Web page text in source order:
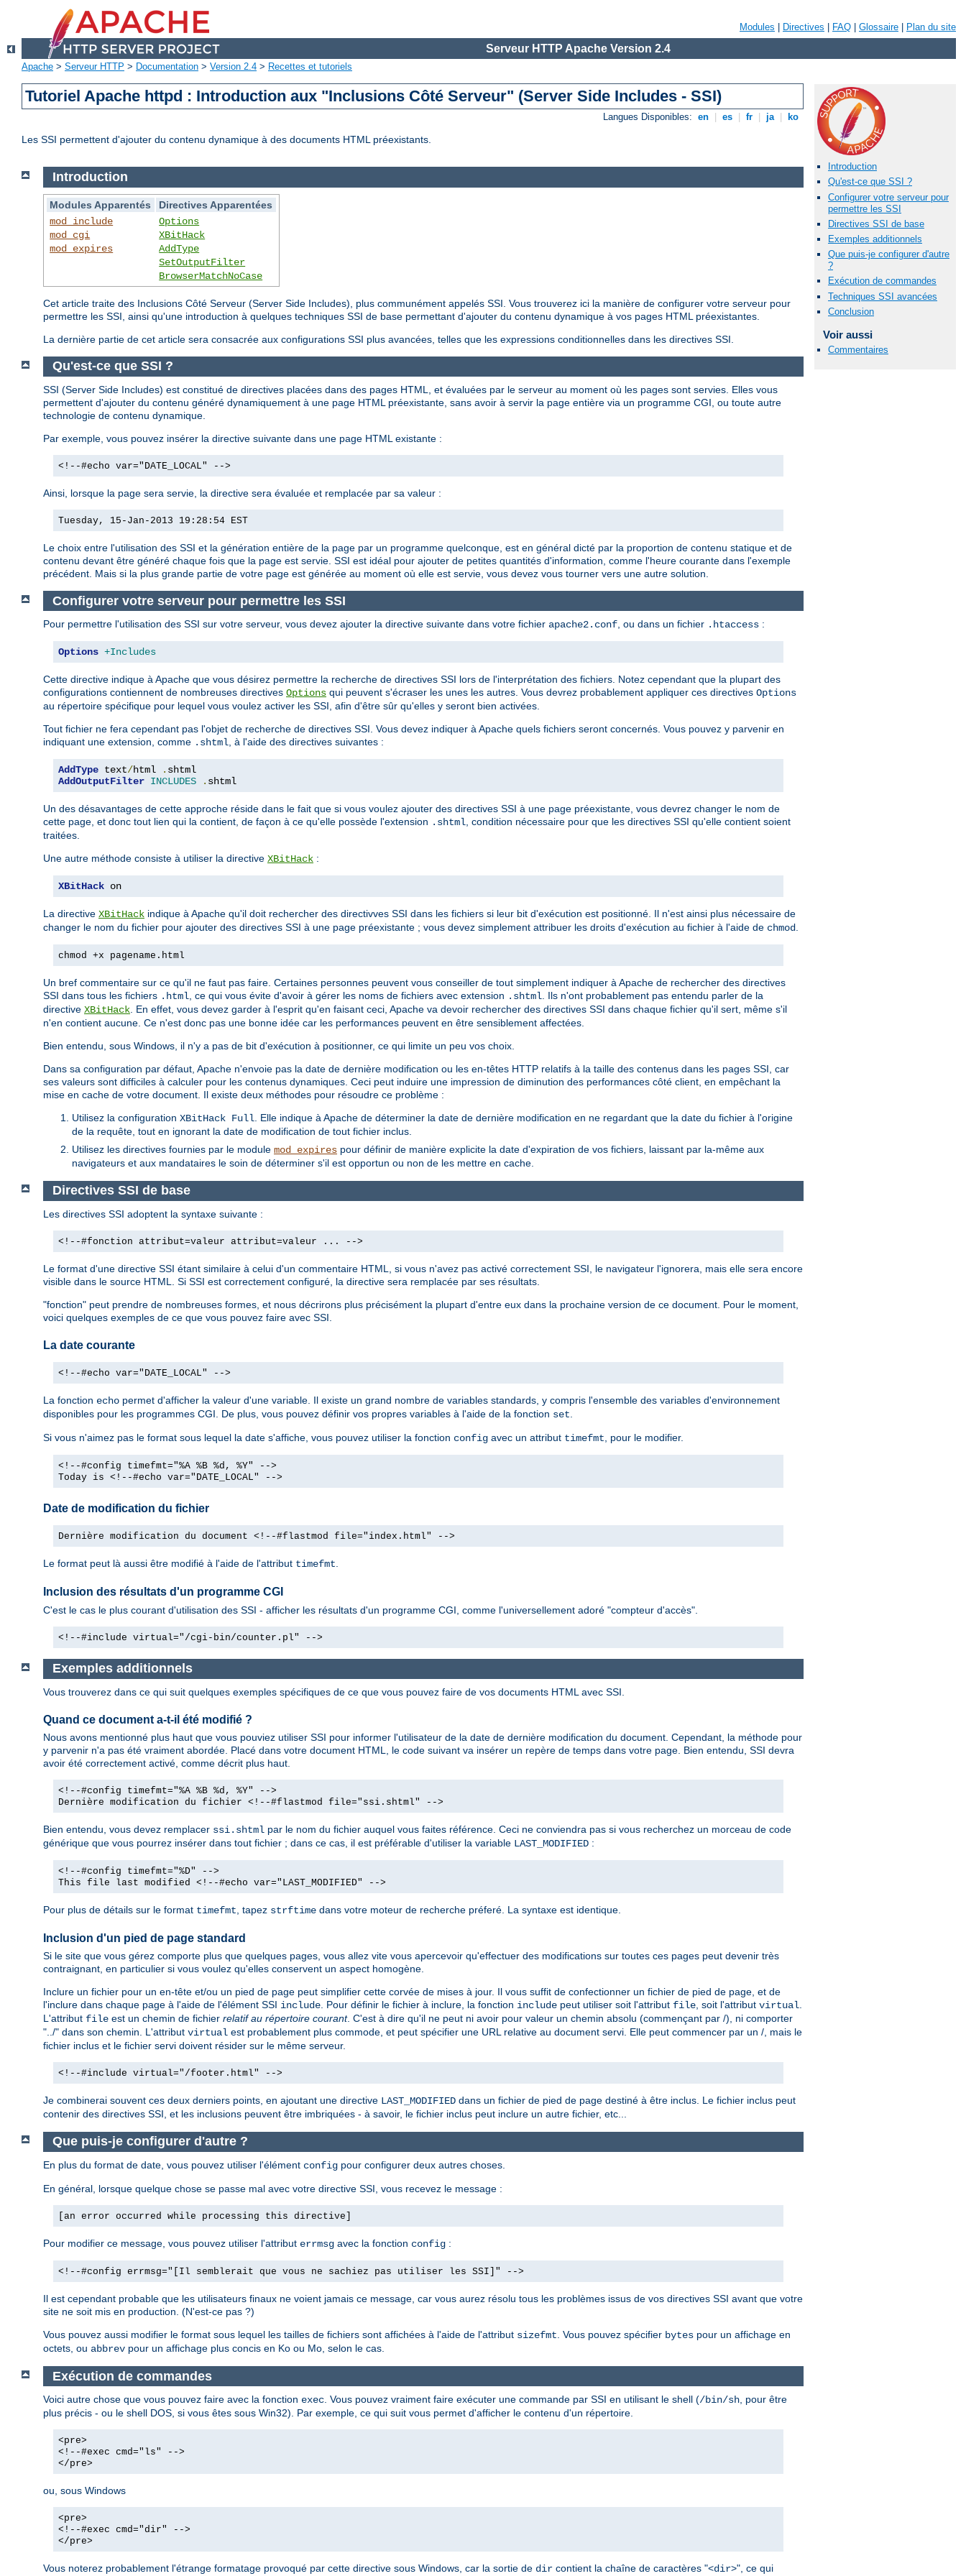
Modules Directives FAQ Glossaire Plan du site
Serveur HTTP Apache Version 2.4
Apache > Serveur HTTP > Documentation > Version 2.4 > Recettes et tutoriels
Tutoriel Apache httpd : Introduction aux "Inclusions Côté Serveur" (Server Side Includes - SSI)
Langues Disponibles: en es fr ja ko
Les SSI permettent d'ajouter du contenu dynamique à des documents HTML préexistants.
Introduction
Qu'est-ce que SSI ?
Configurer votre serveur pour
permettre les SSI
Directives SSI de base
Exemples additionnels
Que puis-je configurer d'autre
?
Exécution de commandes
Techniques SSI avancées
Conclusion
Voir aussi
Commentaires
Introduction
Modules Apparentés
Directives Apparentées
mod_include
mod_cgi
mod_expires
Options
XBitHack
AddType
SetOutputFilter
BrowserMatchNoCase
Cet article traite des Inclusions Côté Serveur (Server Side Includes), plus communément appelés SSI. Vous trouverez ici la manière de configurer votre serveur pour
permettre les SSI, ainsi qu'une introduction à quelques techniques SSI de base permettant d'ajouter du contenu dynamique à vos pages HTML préexistantes.
La dernière partie de cet article sera consacrée aux configurations SSI plus avancées, telles que les expressions conditionnelles dans les directives SSI.
Qu'est-ce que SSI ?
SSI (Server Side Includes) est constitué de directives placées dans des pages HTML, et évaluées par le serveur au moment où les pages sont servies. Elles vous
permettent d'ajouter du contenu généré dynamiquement à une page HTML préexistante, sans avoir à servir la page entière via un programme CGI, ou toute autre
technologie de contenu dynamique.
Par exemple, vous pouvez insérer la directive suivante dans une page HTML existante :
<!--#echo var="DATE_LOCAL" -->
Ainsi, lorsque la page sera servie, la directive sera évaluée et remplacée par sa valeur :
Tuesday, 15-Jan-2013 19:28:54 EST
Le choix entre l'utilisation des SSI et la génération entière de la page par un programme quelconque, est en général dicté par la proportion de contenu statique et de
contenu devant être généré chaque fois que la page est servie. SSI est idéal pour ajouter de petites quantités d'information, comme l'heure courante dans l'exemple
précédent. Mais si la plus grande partie de votre page est générée au moment où elle est servie, vous devez vous tourner vers une autre solution.
Configurer votre serveur pour permettre les SSI
Pour permettre l'utilisation des SSI sur votre serveur, vous devez ajouter la directive suivante dans votre fichier apache2.conf, ou dans un fichier .htaccess :
Options +Includes
Cette directive indique à Apache que vous désirez permettre la recherche de directives SSI lors de l'interprétation des fichiers. Notez cependant que la plupart des
configurations contiennent de nombreuses directives Options qui peuvent s'écraser les unes les autres. Vous devrez probablement appliquer ces directives Options
au répertoire spécifique pour lequel vous voulez activer les SSI, afin d'être sûr qu'elles y seront bien activées.
Tout fichier ne fera cependant pas l'objet de recherche de directives SSI. Vous devez indiquer à Apache quels fichiers seront concernés. Vous pouvez y parvenir en
indiquant une extension, comme .shtml, à l'aide des directives suivantes :
AddType text/html .
AddOutputFilter INCLUDES . shtml
Un des désavantages de cette approche réside dans le fait que si vous voulez ajouter des directives SSI à une page préexistante, vous devrez changer le nom de
cette page, et donc tout lien qui la contient, de façon à ce qu'elle possède l'extension .shtml, condition nécessaire pour que les directives SSI qu'elle contient soient
traitées.
Une autre méthode consiste à utiliser la directive XBitHack :
XBitHack on
La directive XBitHack indique à Apache qu'il doit rechercher des directivves SSI dans les fichiers si leur bit d'exécution est positionné. Il n'est ainsi plus nécessaire de
changer le nom du fichier pour ajouter des directives SSI à une page préexistante ; vous devez simplement attribuer les droits d'exécution au fichier à l'aide de chmod.
chmod +x pagename.html
Un bref commentaire sur ce qu'il ne faut pas faire. Certaines personnes peuvent vous conseiller de tout simplement indiquer à Apache de rechercher des directives
SSI dans tous les fichiers .html, ce qui vous évite d'avoir à gérer les noms de fichiers avec extension .shtml. Ils n'ont probablement pas entendu parler de la
directive XBitHack. En effet, vous devez garder à l'esprit qu'en faisant ceci, Apache va devoir rechercher des directives SSI dans chaque fichier qu'il sert, même s'il
n'en contient aucune. Ce n'est donc pas une bonne idée car les performances peuvent en être sensiblement affectées.
Bien entendu, sous Windows, il n'y a pas de bit d'exécution à positionner, ce qui limite un peu vos choix.
Dans sa configuration par défaut, Apache n'envoie pas la date de dernière modification ou les en-têtes HTTP relatifs à la taille des contenus dans les pages SSI, car
ses valeurs sont difficiles à calculer pour les contenus dynamiques. Ceci peut induire une impression de diminution des performances côté client, en empêchant la
mise en cache de votre document. Il existe deux méthodes pour résoudre ce problème :
Utilisez la configuration XBitHack Full. Elle indique à Apache de déterminer la date de dernière modification en ne regardant que la date du fichier à l'origine
de la requête, tout en ignorant la date de modification de tout fichier inclus.
Utilisez les directives fournies par le module mod_expires pour définir de manière explicite la date d'expiration de vos fichiers, laissant par la-même aux
navigateurs et aux mandataires le soin de déterminer s'il est opportun ou non de les mettre en cache.
Directives SSI de base
Les directives SSI adoptent la syntaxe suivante :
<!--#fonction attribut=valeur attribut=valeur ... -->
Le format d'une directive SSI étant similaire à celui d'un commentaire HTML, si vous n'avez pas activé correctement SSI, le navigateur l'ignorera, mais elle sera encore
visible dans le source HTML. Si SSI est correctement configuré, la directive sera remplacée par ses résultats.
"fonction" peut prendre de nombreuses formes, et nous décrirons plus précisément la plupart d'entre eux dans la prochaine version de ce document. Pour le moment,
voici quelques exemples de ce que vous pouvez faire avec SSI.
La date courante
<!--#echo var="DATE_LOCAL" -->
La fonction echo permet d'afficher la valeur d'une variable. Il existe un grand nombre de variables standards, y compris l'ensemble des variables d'environnement
disponibles pour les programmes CGI. De plus, vous pouvez définir vos propres variables à l'aide de la fonction set
Si vous n'aimez pas le format sous lequel la date s'affiche, vous pouvez utiliser la fonction config avec un attribut timefmt , pour le modifier.
<!--#config timefmt="%A %B %d, %Y" -->
Today is <!--#echo var="DATE_LOCAL" -->
Date de modification du fichier
Dernière modification du document <!--#flastmod file="index.html" -->
Le format peut là aussi être modifié à l'aide de l'attribut timefmt.
Inclusion des résultats d'un programme CGI
C'est le cas le plus courant d'utilisation des SSI - afficher les résultats d'un programme CGI, comme l'universellement adoré "compteur d'accès".
<!--#include virtual="/cgi-bin/counter.pl" -->
Exemples additionnels
Vous trouverez dans ce qui suit quelques exemples spécifiques de ce que vous pouvez faire de vos documents HTML avec SSI.
Quand ce document a-t-il été modifié ?
Nous avons mentionné plus haut que vous pouviez utiliser SSI pour informer l'utilisateur de la date de dernière modification du document. Cependant, la méthode pour
y parvenir n'a pas été vraiment abordée. Placé dans votre document HTML, le code suivant va insérer un repère de temps dans votre page. Bien entendu, SSI devra
avoir été correctement activé, comme décrit plus haut.
<!--#config timefmt="%A %B %d, %Y" -->
Dernière modification du fichier <!--#flastmod file="ssi.shtml" -->
Bien entendu, vous devez remplacer ssi.shtml par le nom du fichier auquel vous faites référence. Ceci ne conviendra pas si vous recherchez un morceau de code
générique que vous pourrez insérer dans tout fichier ; dans ce cas, il est préférable d'utiliser la variable LAST_MODIFIED :
<!--#config timefmt="%D" -->
This file last modified <!--#echo var="LAST_MODIFIED" -->
Pour plus de détails sur le format timefmt , tapez strftime dans votre moteur de recherche préferé. La syntaxe est identique.
Inclusion d'un pied de page standard
Si le site que vous gérez comporte plus que quelques pages, vous allez vite vous apercevoir qu'effectuer des modifications sur toutes ces pages peut devenir très
contraignant, en particulier si vous voulez qu'elles conservent un aspect homogène.
Inclure un fichier pour un en-tête et/ou un pied de page peut simplifier cette corvée de mises à jour. Il vous suffit de confectionner un fichier de pied de page, et de
l'inclure dans chaque page à l'aide de l'élément SSI include. Pour définir le fichier à inclure, la fonction include peut utiliser soit l'attribut file, soit l'attribut virtual.
L'attribut file est un chemin de fichier relatif au répertoire courant. C'est à dire qu'il ne peut ni avoir pour valeur un chemin absolu (commençant par /), ni comporter
"../" dans son chemin. L'attribut virtual est probablement plus commode, et peut spécifier une URL relative au document servi. Elle peut commencer par un /, mais le
fichier inclus et le fichier servi doivent résider sur le même serveur.
<!--#include virtual="/footer.html" -->
Je combinerai souvent ces deux derniers points, en ajoutant une directive LAST_MODIFIED dans un fichier de pied de page destiné à être inclus. Le fichier inclus peut
contenir des directives SSI, et les inclusions peuvent être imbriquées - à savoir, le fichier inclus peut inclure un autre fichier, etc...
Que puis-je configurer d'autre ?
En plus du format de date, vous pouvez utiliser l'élément config pour configurer deux autres choses.
En général, lorsque quelque chose se passe mal avec votre directive SSI, vous recevez le message :
[an error occurred while processing this directive]
Pour modifier ce message, vous pouvez utiliser l'attribut errmsg avec la fonction config :
<!--#config errmsg="[Il semblerait que vous ne sachiez pas utiliser les SSI]" -->
Il est cependant probable que les utilisateurs finaux ne voient jamais ce message, car vous aurez résolu tous les problèmes issus de vos directives SSI avant que votre
site ne soit mis en production. (N'est-ce pas ?)
Vous pouvez aussi modifier le format sous lequel les tailles de fichiers sont affichées à l'aide de l'attribut sizefmt . Vous pouvez spécifier bytes pour un affichage en
octets, ou abbrev pour un affichage plus concis en Ko ou Mo, selon le cas.
Exécution de commandes
Voici autre chose que vous pouvez faire avec la fonction exec . Vous pouvez vraiment faire exécuter une commande par SSI en utilisant le shell (/bin/sh , pour être
plus précis - ou le shell DOS, si vous êtes sous Win32). Par exemple, ce qui suit vous permet d'afficher le contenu d'un répertoire.
<pre>
<!--#exec cmd="ls" -->
</pre>
ou, sous Windows
<pre>
<!--#exec cmd="dir" -->
</pre>
Vous noterez probablement l'étrange formatage provoqué par cette directive sous Windows, car la sortie de dir contient la chaîne de caractères "<dir>", ce qui